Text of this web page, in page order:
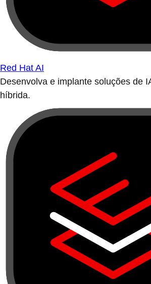
Red Hat AI
Desenvolva e implante soluções de
híbrida.